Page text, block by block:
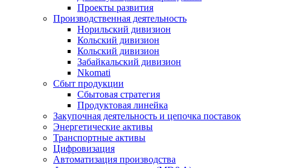
Проекты развития
Производственная деятельность
Норильский дивизион
Кольский дивизион
Кольский дивизион
Забайкальский дивизион
Nkomati
Сбыт продукции
Сбытовая стратегия
Продуктовая линейка
Закупочная деятельность и цепочка поставок
Энергетические активы
Транспортные активы
Цифровизация
Автоматизация производства